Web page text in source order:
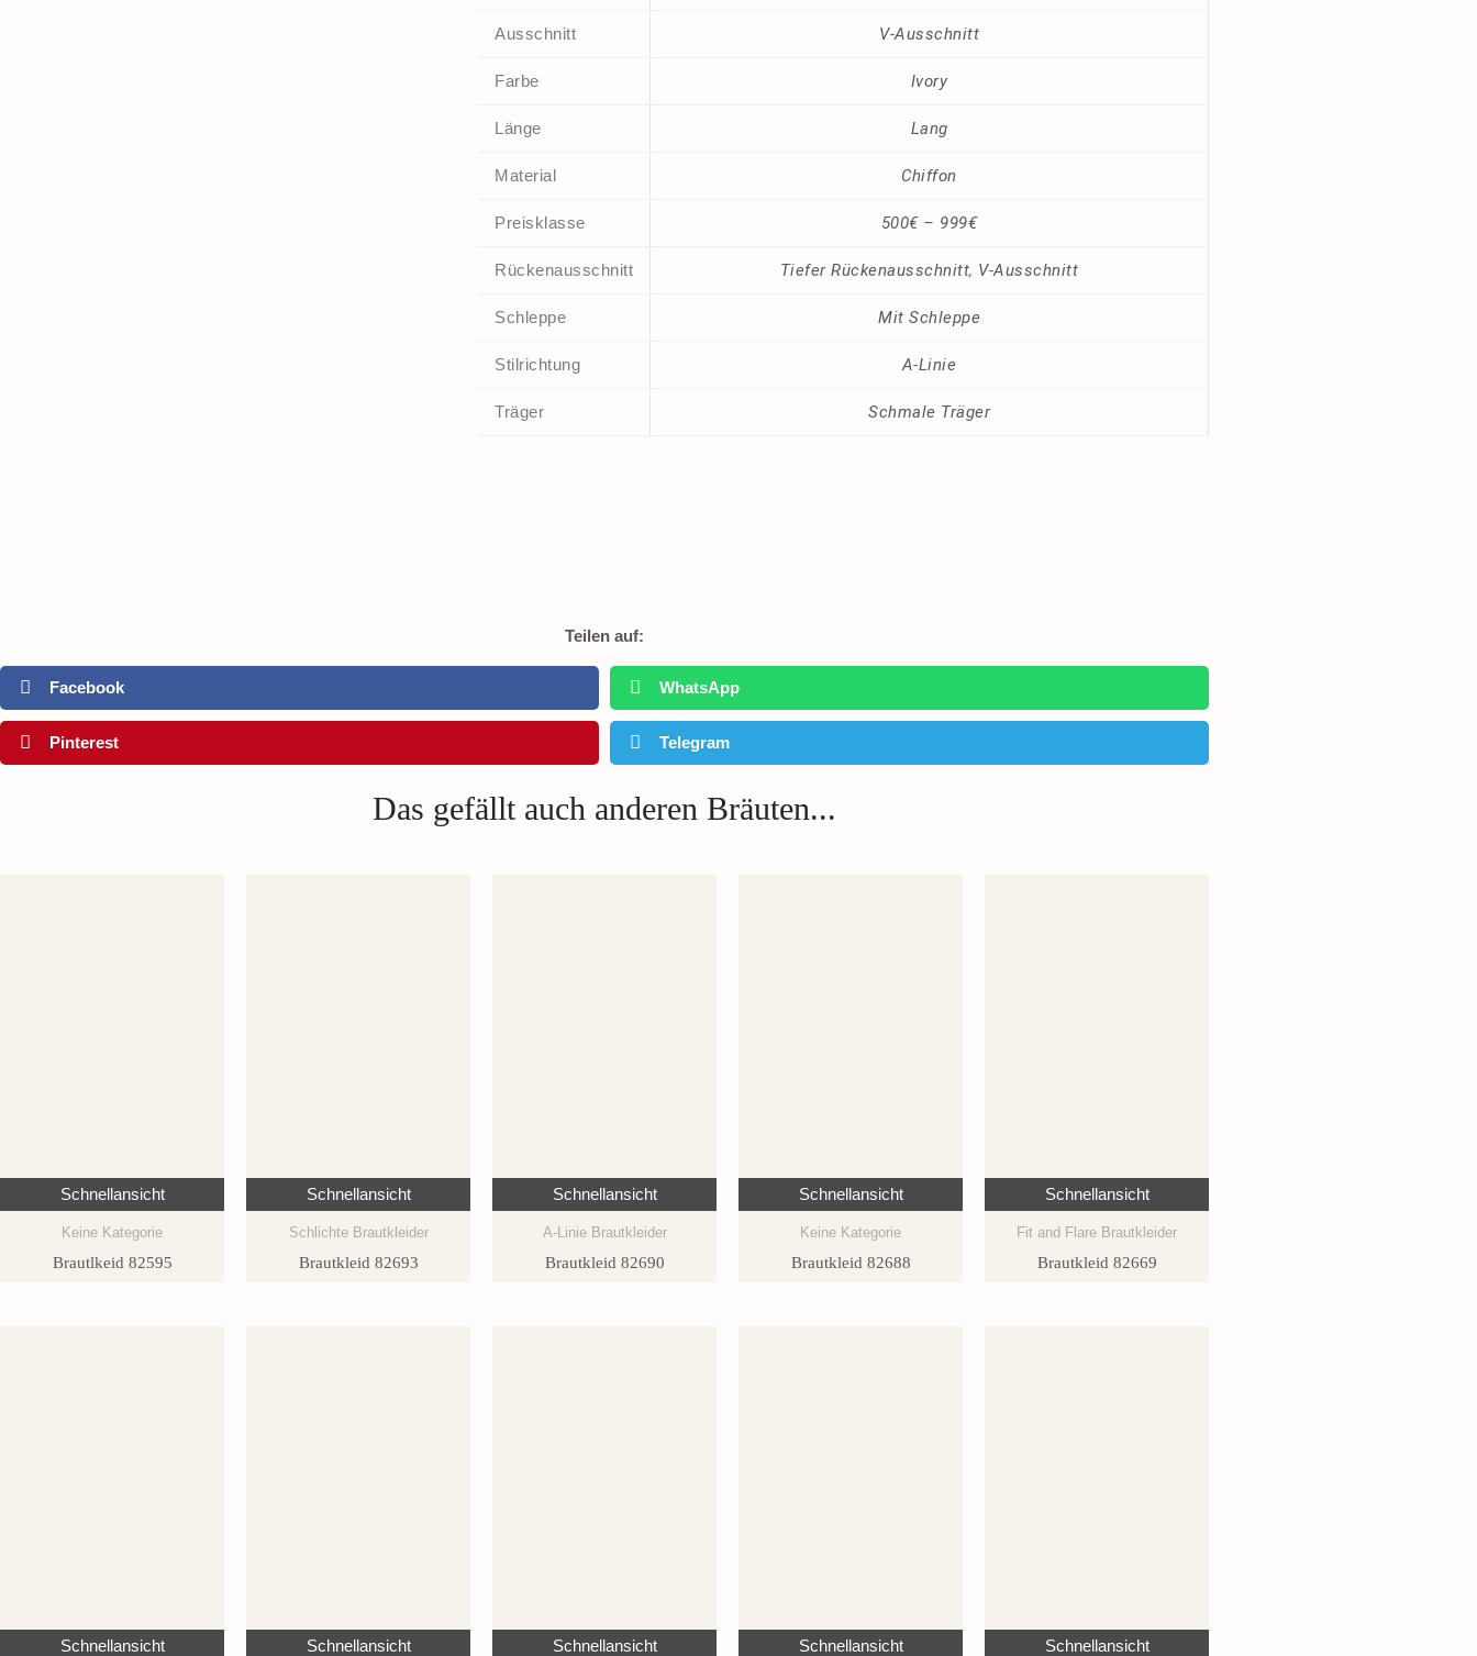
Ausschnitt V-Ausschnitt
Farbe Ivory
Länge Lang
Material Chiffon
Preisklasse 500€ – 999€
Rückenausschnitt Tiefer Rückenausschnitt, V-Ausschnitt
Schleppe Mit Schleppe
Stilrichtung A-Linie
Träger Schmale Träger
Teilen auf:
Facebook WhatsApp
Pinterest Telegram
Das gefällt auch anderen Bräuten...
Schnellansicht
Keine Kategorie
Brautlkeid 82595
Schnellansicht
Schlichte Brautkleider
Brautkleid 82693
Schnellansicht
A-Linie Brautkleider
Brautkleid 82690
Schnellansicht
Keine Kategorie
Brautkleid 82688
Schnellansicht
Fit and Flare Brautkleider
Brautkleid 82669
Schnellansicht Schnellansicht Schnellansicht Schnellansicht Schnellansicht